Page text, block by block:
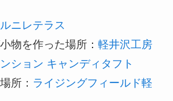
ニレテラス
物を作った場所： 軽井沢工房
ション キャンディタフト
所： ライジングフィールド軽